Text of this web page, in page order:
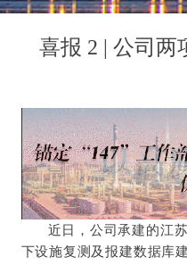
喜报 2 | 公司两
近日，公司承建的江
下设施复测及报建数据库